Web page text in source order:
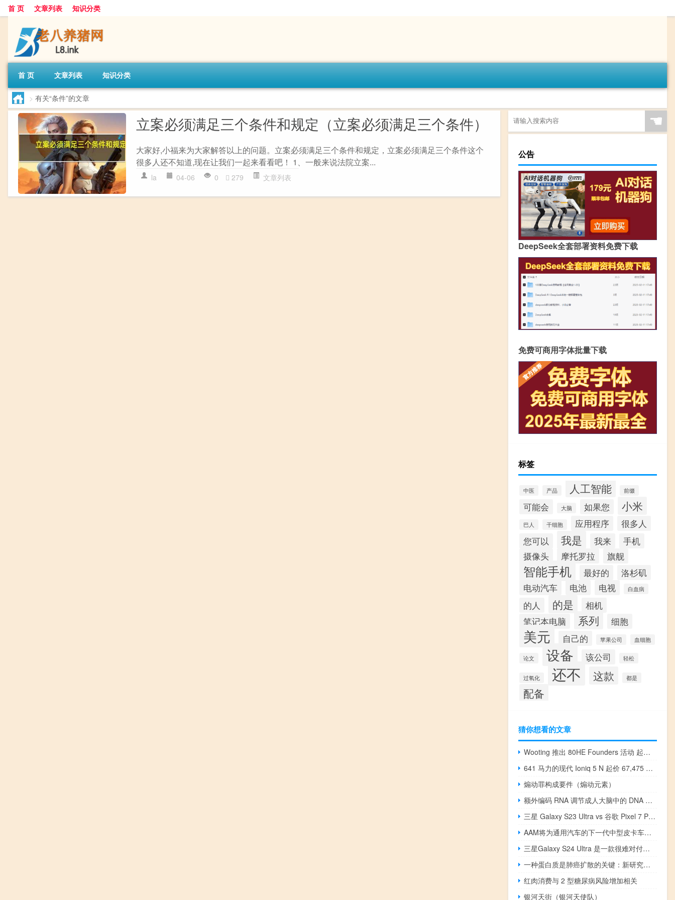
首 页 文章列表 知识分类
首 页 文章列表 知识分类
> 有关“条件”的文章
立案必须满足三个条件和规定（立案必须满足三个条件）
大家好,小福来为大家解答以上的问题。立案必须满足三个条件和规定，立案必须满足三个条件这个
很多人还不知道,现在让我们一起来看看吧！ 1、一般来说法院立案...
la 04-06 0 279 文章列表
☚
公告
DeepSeek全套部署资料免费下载
免费可商用字体批量下载
标签
中医 产品 人工智能 前缀
可能会 大脑 如果您 小米
巴人 干细胞 应用程序
很多人
您可以
我是 我来
手机
摄像头
摩托罗拉 旗舰
智能手机 最好的
洛杉矶
电动汽车
电池 电视 白血病
的人 的是
相机
笔记本电脑
系列 细胞
美元 自己的 苹果公司 血细胞
论文 设备 该公司 轻松
过氧化 还不 这款 都是
配备
猜你想看的文章
Wooting 推出 80HE Founders 活动 起价 199.99 美元
641 马力的现代 Ioniq 5 N 起价 67,475 美元
煽动罪构成要件（煽动元素）
额外编码 RNA 调节成人大脑中的 DNA 甲基化
三星 Galaxy S23 Ultra vs 谷歌 Pixel 7 Pro：你应该买哪个旗舰
AAM将为通用汽车的下一代中型皮卡车提供高效车桥
三星Galaxy S24 Ultra 是一款很难对付的手机
一种蛋白质是肺癌扩散的关键：新研究找到了阻止它的方法
红肉消费与 2 型糖尿病风险增加相关
银河天街（银河天使队）